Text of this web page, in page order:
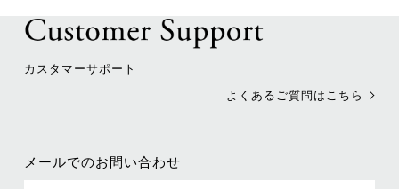
カスタマーサポート
よくあるご質問はこちら
メールでのお問い合わせ